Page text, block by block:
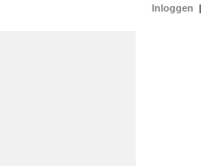
Inloggen |